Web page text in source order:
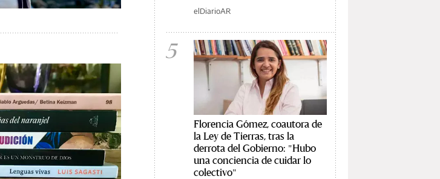
elDiarioAR
5
Florencia Gómez, coautora de
la Ley de Tierras, tras la
derrota del Gobierno: "Hubo
una conciencia de cuidar lo
colectivo"